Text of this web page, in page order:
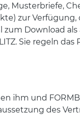
Musterbriefe,
zur
Download
Sie regeln
und
des